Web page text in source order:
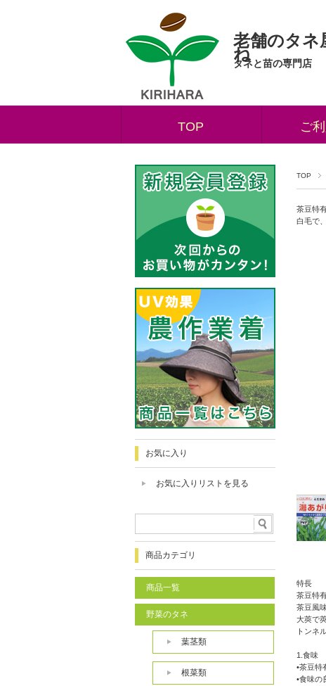
老舗のタ
ね
タネと苗の専門店
TOP ご
TOP
茶豆特
白毛で
特長
茶豆特
茶豆風
大莢で
トンネ
1.食味
•茶豆特
•食味の
お気に入り
お気に入りリストを見る
商品カテゴリ
商品一覧
野菜のタネ
葉茎類
根菜類